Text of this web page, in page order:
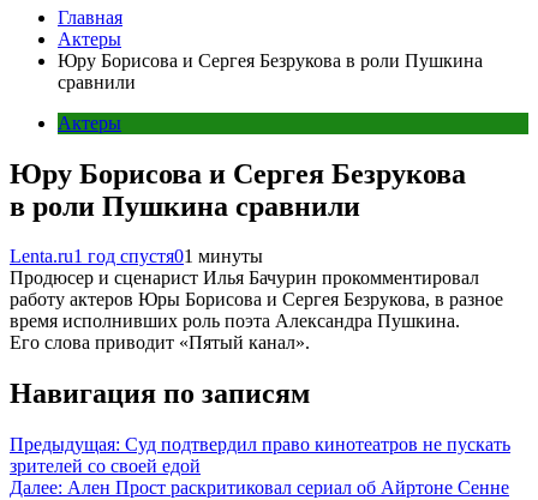
Главная
Актеры
Юру Борисова и Сергея Безрукова в роли Пушкина
сравнили
Актеры
Юру Борисова и Сергея Безрукова
в роли Пушкина сравнили
Lenta.ru1 год спустя01 минуты
Продюсер и сценарист Илья Бачурин прокомментировал
работу актеров Юры Борисова и Сергея Безрукова, в разное
время исполнивших роль поэта Александра Пушкина.
Его слова приводит «Пятый канал».
Навигация по записям
Предыдущая: Суд подтвердил право кинотеатров не пускать
зрителей со своей едой
Далее: Ален Прост раскритиковал сериал об Айртоне Сенне